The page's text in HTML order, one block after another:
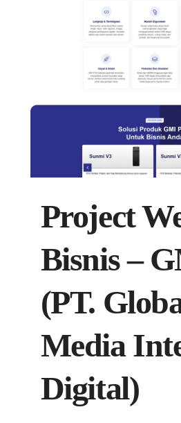
Project
Bisnis –
(PT.
Media
Digital)